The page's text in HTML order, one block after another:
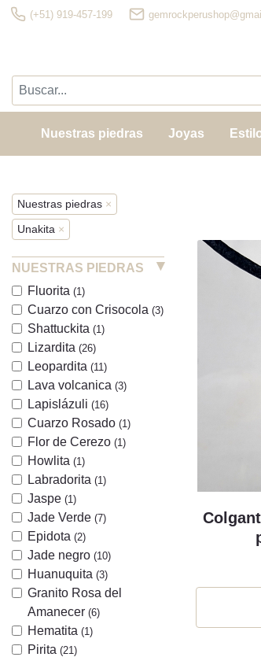
(+51) 919-457-199
Nuestras piedras Joyas
Nuestras piedras ×
Unakita ×
NUESTRAS PIEDRAS
Fluorita (1)
Cuarzo con Crisocola (3)
Shattuckita (1)
Lizardita (26)
Leopardita (11)
Lava volcanica (3)
Lapislázuli (16)
Cuarzo Rosado (1)
Flor de Cerezo (1)
Howlita (1)
Labradorita (1)
Jaspe (1)
Jade Verde (7)
Epidota (2)
Jade negro (10)
Huanuquita (3)
Granito Rosa del
Amanecer (6)
Hematita (1)
Pirita (21)